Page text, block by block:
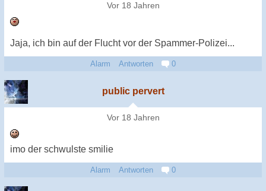
Vor 18 Jahren
Jaja, ich bin auf der Flucht vor der Spammer-Polizei...
Alarm Antworten 0
public pervert
Vor 18 Jahren
imo der schwulste smilie
Alarm Antworten 0